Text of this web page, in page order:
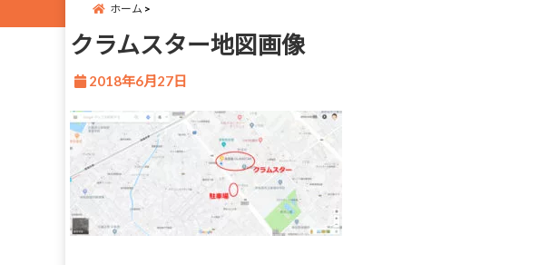
ホーム
クラムスター地図画像
2018年6月27日